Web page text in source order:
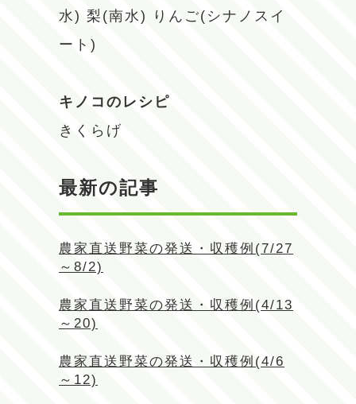
水) 梨(南水)
りんご(シナノスイ
ート)
キノコのレシピ
きくらげ
最新の記事
農家直送野菜の発送・収穫例(7/27
～8/2)
農家直送野菜の発送・収穫例(4/13
～20)
農家直送野菜の発送・収穫例(4/6
～12)